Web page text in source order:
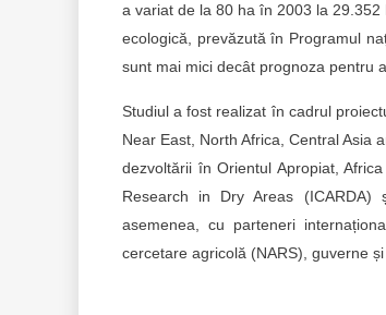
a variat de la 80 ha în 2003 la
ecologică, prevăzută în Programul
sunt mai mici decât prognoza pentru
Studiul a fost realizat în cadrul
Near East, North Africa, Central Asia
dezvoltării în Orientul Apropiat,
Research in Dry Areas (ICARDA)
asemenea, cu parteneri
cercetare agricolă (NARS), guverne